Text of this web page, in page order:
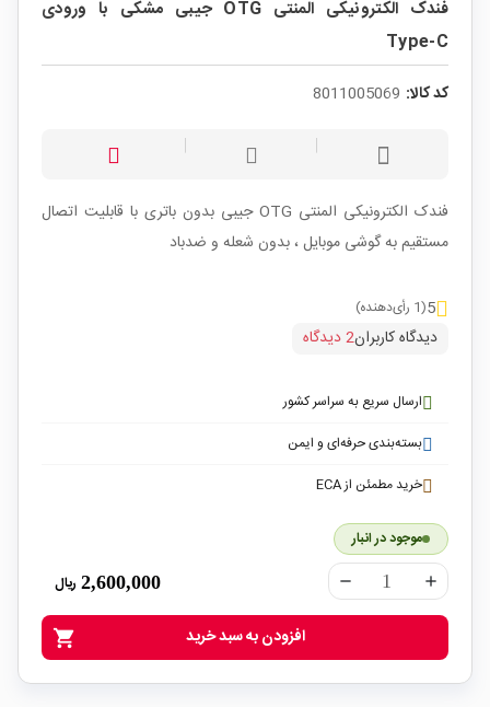
فندک الکترونیکی المنتی OTG جیبی مشکی با ورودی
Type-C
کد کالا: 8011005069
فندک الکترونیکی المنتی OTG جیبی بدون باتری با قابلیت اتصال
مستقیم به گوشی موبایل ، بدون شعله و ضدباد
5(1 رأی‌دهنده)
دیدگاه کاربران2 دیدگاه
ارسال سریع به سراسر کشور
بسته‌بندی حرفه‌ای و ایمن
خرید مطمئن از ECA
موجود در انبار
remove add
2,600,000 ریال
shopping_cart افزودن به سبد خرید